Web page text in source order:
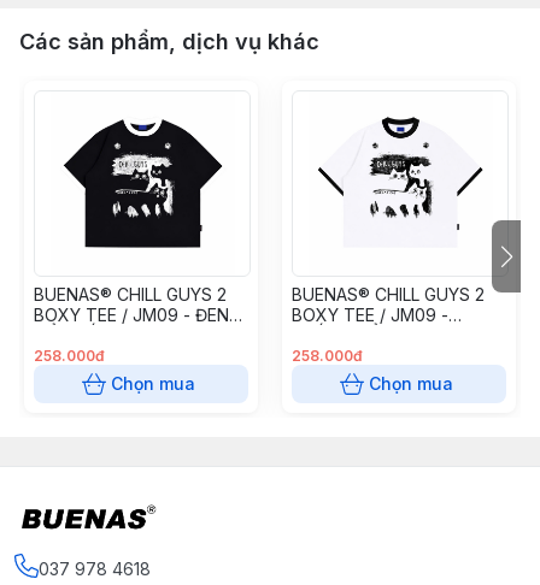
Các sản phẩm, dịch vụ khác
BUENAS® CHILL GUYS 2
BOXY TEE / JM09 - ĐEN
258.000đ
Chọn mua
BUENAS® CHILL GUYS 2
BOXY TEE / JM09 -
258.000đ
Chọn mua
037 978 4618